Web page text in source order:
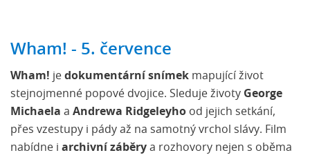
Wham! - 5. července
Wham! je dokumentární snímek mapující život
stejnojmenné popové dvojice. Sleduje životy George
Michaela a Andrewa Ridgeleyho od jejich setkání,
přes vzestupy i pády až na samotný vrchol slávy. Film
nabídne i archivní záběry a rozhovory nejen s oběma